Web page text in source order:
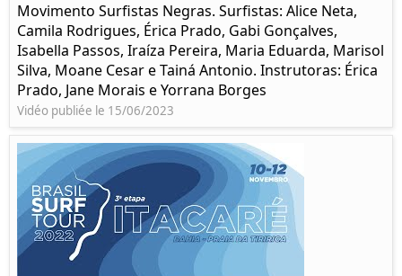
Movimento Surfistas Negras. Surfistas: Alice Neta,
Camila Rodrigues, Érica Prado, Gabi Gonçalves,
Isabella Passos, Iraíza Pereira, Maria Eduarda, Marisol
Silva, Moane Cesar e Tainá Antonio. Instrutoras: Érica
Prado, Jane Morais e Yorrana Borges
Vidéo publiée le 15/06/2023